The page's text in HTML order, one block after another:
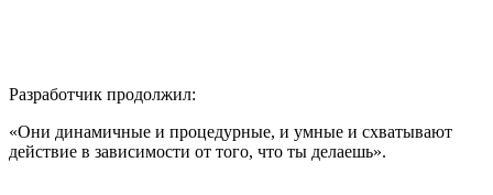
Разработчик продолжил:
«Они динамичные и процедурные, и умные и схватывают
действие в зависимости от того, что ты делаешь».